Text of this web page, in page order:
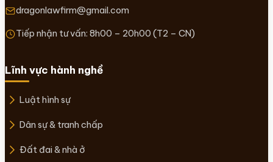
dragonlawfirm@gmail.com
Tiếp nhận tư vấn: 8h00 – 20h00 (T2 – CN)
Lĩnh vực hành nghề
Luật hình sự
Dân sự & tranh chấp
Đất đai & nhà ở